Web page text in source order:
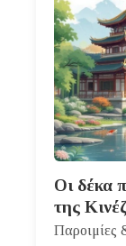
Οι δέκα
της
Παροιμίες